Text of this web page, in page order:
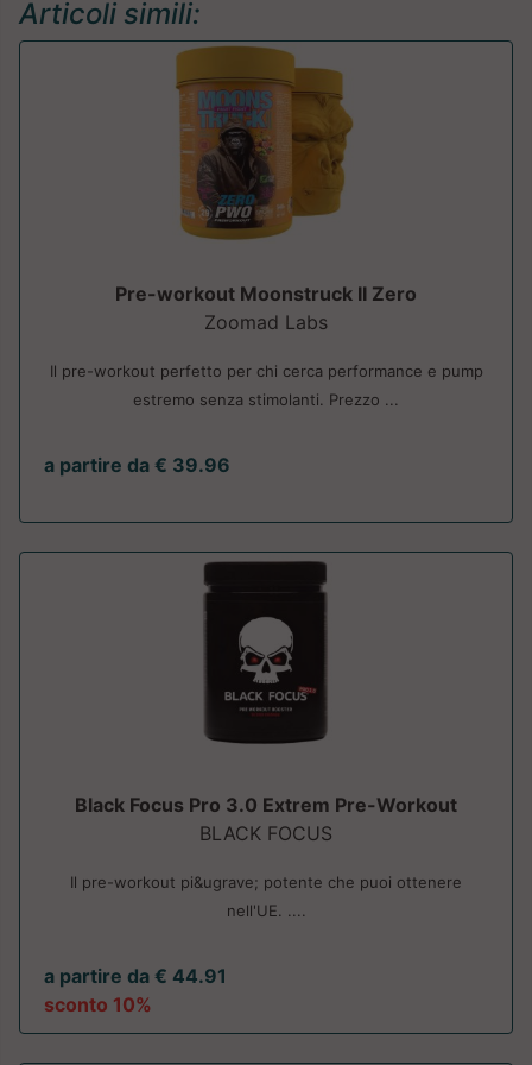
Articoli simili:
Pre-workout Moonstruck II Zero
Zoomad Labs
Il pre-workout perfetto per chi cerca performance e pump
estremo senza stimolanti. Prezzo ...
a partire da € 39.96
Black Focus Pro 3.0 Extrem Pre-Workout
BLACK FOCUS
Il pre-workout pi&ugrave; potente che puoi ottenere
nell'UE. ....
a partire da € 44.91
sconto 10%